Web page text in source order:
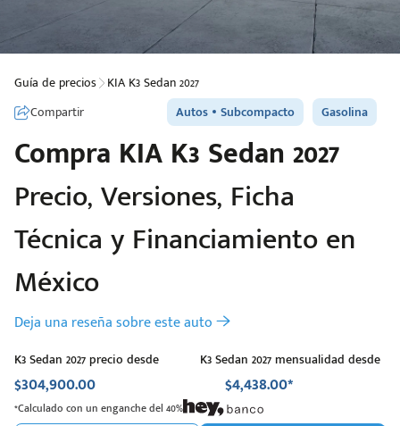
Guía de precios KIA K3 Sedan 2027
Compartir
Autos Subcompacto Gasolina
Compra KIA K3 Sedan 2027
Precio, Versiones, Ficha
Técnica y Financiamiento en
México
Deja una reseña sobre este auto
K3 Sedan 2027 precio desde
$304,900.00
K3 Sedan 2027 mensualidad desde
$4,438.00*
*Calculado con un enganche del 40%